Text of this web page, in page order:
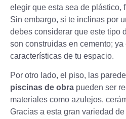
elegir que esta sea de plástico,
Sin embargo, si te inclinas por
debes considerar que este tipo
son construidas en cemento;
características de tu espacio.
Por otro lado, el piso, las
piscinas de obra pueden ser
materiales como azulejos,
Gracias a esta gran variedad de